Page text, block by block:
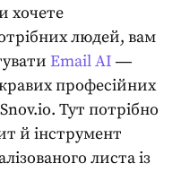
хочете
людей, вам
Email AI ―
професійних
Тут потрібно
й інструмент
листа із